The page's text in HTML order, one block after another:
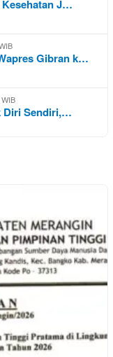
J…
Gibran k…
Diri Sendiri,…